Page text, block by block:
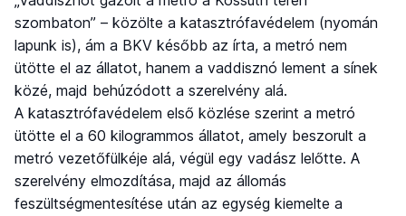
szombaton” – közölte a katasztrófavédelem (nyomán
lapunk is), ám a BKV később az írta, a metró nem
ütötte el az állatot, hanem a vaddisznó lement a sínek
közé, majd behúzódott a szerelvény alá.
A katasztrófavédelem első közlése szerint a metró
ütötte el a 60 kilogrammos állatot, amely beszorult a
metró vezetőfülkéje alá, végül egy vadász lelőtte. A
szerelvény elmozdítása, majd az állomás
feszültségmentesítése után az egység kiemelte a